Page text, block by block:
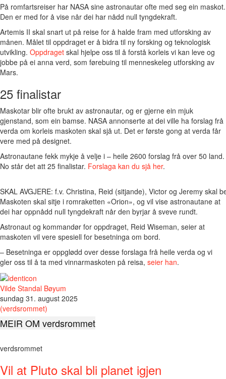
På romfartsreiser har NASA sine astronautar ofte med seg ein maskot.
Den er med for å vise når dei har nådd null tyngdekraft.
Artemis II skal snart ut på reise for å halde fram med utforsking av
månen. Målet til oppdraget er å bidra til ny forsking og teknologisk
utvikling. Oppdraget skal hjelpe oss til å forstå korleis vi kan leve og
jobbe på ei anna verd, som førebuing til menneskeleg utforsking av
Mars.
25 finalistar
Maskotar blir ofte brukt av astronautar, og er gjerne ein mjuk
gjenstand, som ein bamse. NASA annonserte at dei ville ha forslag frå
verda om korleis maskoten skal sjå ut. Det er første gong at verda får
vere med på designet.
Astronautane fekk mykje å velje i – heile 2600 forslag frå over 50 land.
No står det att 25 finalistar. Forslaga kan du sjå her.
SKAL AVGJERE: f.v. Christina, Reid (sitjande), Victor og Jeremy
Maskoten skal sitje i romraketten «Orion», og vil vise astronautane at
dei har oppnådd null tyngdekraft når den byrjar å sveve rundt.
Astronaut og kommandør for oppdraget, Reid Wiseman, seier at
maskoten vil vere spesiell for besetninga om bord.
– Besetninga er oppglødd over desse forslaga frå heile verda og vi
gler oss til å ta med vinnarmaskoten på reisa, seier han.
Vilde Standal Bøyum
sundag 31. august 2025
(verdsrommet)
MEIR OM verdsrommet
verdsrommet
Vil at Pluto skal bli planet igjen